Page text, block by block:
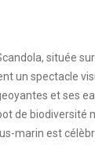
située
un spectacle
et ses
de biodiversité
marin est